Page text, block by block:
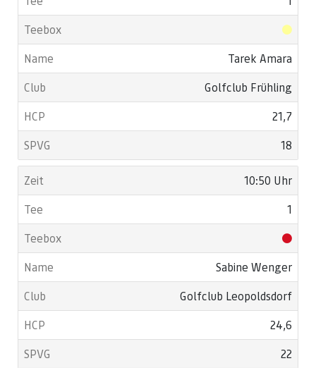
Tarek Amara
Golfclub Frühling
21,7
18
10:50 Uhr
1
Sabine Wenger
Golfclub Leopoldsdorf
24,6
22